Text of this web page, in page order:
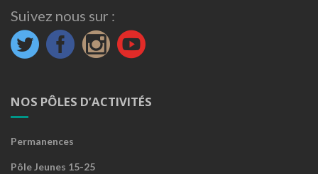
Suivez nous sur :
NOS PÔLES D’ACTIVITÉS
Permanences
Pôle Jeunes 15-25